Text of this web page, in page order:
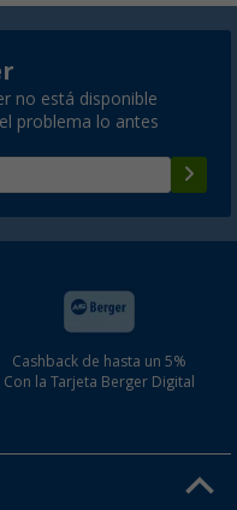
no está disponible
problema lo antes
Cashback de hasta un 5%
Con la Tarjeta Berger Digital